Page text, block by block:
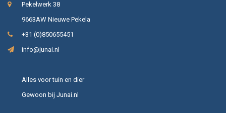
Pekelwerk 38
9663AW Nieuwe Pekela
+31 (0)850655451
info@junai.nl
Alles voor tuin en dier
Gewoon bij Junai.nl